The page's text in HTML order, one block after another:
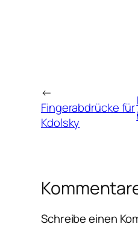
←
Fingerabdrücke für
Kdolsky
Schreibe einen